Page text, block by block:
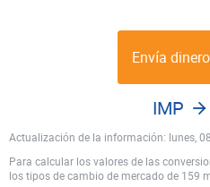
Envía
Actualización de la información: lunes,
IMP
Para calcular los valores de las
los tipos de cambio de mercado de 159